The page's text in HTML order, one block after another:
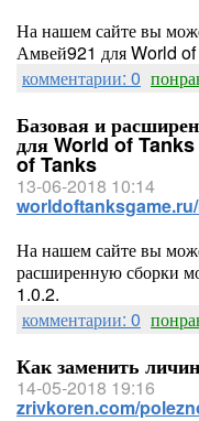
На нашем сайте вы
Амвей921 для World
комментарии: 0
Базовая и
для World of
of Tanks
13-06-2018 10:14
На нашем сайте вы
расширенную сборки
1.0.2.
комментарии: 0
Как заменить
14-05-2018 19:16
zrivkoren.com/